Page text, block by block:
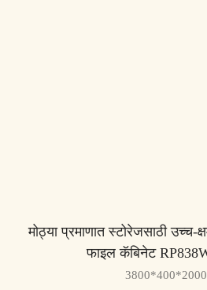
मोठ्या प्रमाणात स्टोरेजसाठी उच्च-
फाइल कॅबिनेट